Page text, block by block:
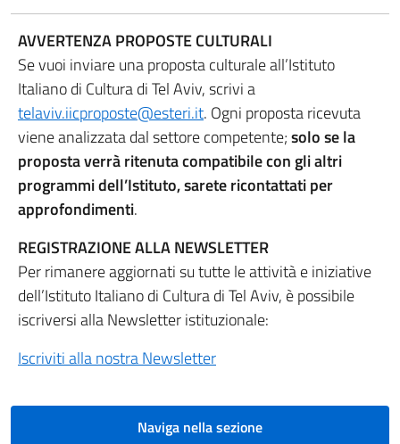
AVVERTENZA PROPOSTE CULTURALI
Se vuoi inviare una proposta culturale all’Istituto
Italiano di Cultura di Tel Aviv, scrivi a
telaviv.iicproposte@esteri.it. Ogni proposta ricevuta
viene analizzata dal settore competente;solo se la
proposta verrà ritenuta compatibile con gli altri
programmi dell’Istituto, sarete ricontattati per
approfondimenti.
REGISTRAZIONE ALLA NEWSLETTER
Per rimanere aggiornati su tutte le attività e iniziative
dell’Istituto Italiano di Cultura di Tel Aviv, è possibile
iscriversi alla Newsletter istituzionale:
Iscriviti alla nostra Newsletter
Naviga nella sezione